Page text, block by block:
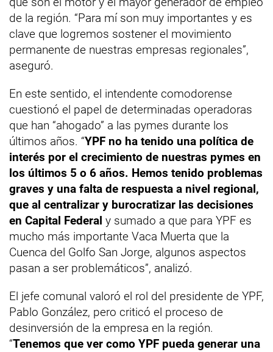
de la región. “Para mí son muy importantes y es
clave que logremos sostener el movimiento
permanente de nuestras empresas regionales”,
aseguró.
En este sentido, el intendente comodorense
cuestionó el papel de determinadas operadoras
que han “ahogado” a las pymes durante los
últimos años. “YPF no ha tenido una política de
interés por el crecimiento de nuestras pymes en
los últimos 5 o 6 años. Hemos tenido problemas
graves y una falta de respuesta a nivel regional,
que al centralizar y burocratizar las decisiones
en Capital Federal y sumado a que para YPF es
mucho más importante Vaca Muerta que la
Cuenca del Golfo San Jorge, algunos aspectos
pasan a ser problemáticos”, analizó.
El jefe comunal valoró el rol del presidente de YPF,
Pablo González, pero criticó el proceso de
desinversión de la empresa en la región.
“Tenemos que ver como YPF pueda generar una